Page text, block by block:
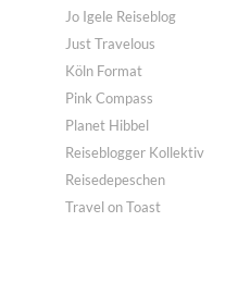
Jo Igele Reiseblog
Just Travelous
Köln Format
Pink Compass
Planet Hibbel
Reiseblogger Kollektiv
Reisedepeschen
Travel on Toast